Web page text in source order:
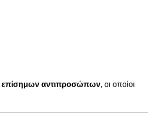
επίσημων αντιπροσώπων, οι οποίοι